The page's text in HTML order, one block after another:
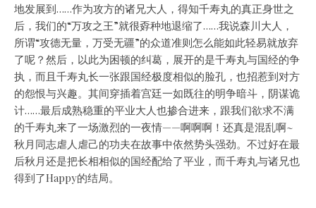
地发展到……作为攻方的诸兄大人，得知千寿丸的真正身世之
后，我们的“万攻之王”就很孬种地退缩了……我说森川大人，
所谓“攻德无量，万受无疆”的众道准则怎么能如此轻易就放弃
了呢？然后，以此为困顿的纠葛，展开的是千寿丸与国经的争
执，而且千寿丸长一张跟国经极度相似的脸孔，也招惹到对方
的怨恨与兴趣。其间穿插着宫廷一如既往的明争暗斗，阴谋诡
计……最后成熟稳重的平业大人也掺合进来，跟我们欲求不满
的千寿丸来了一场激烈的一夜情——啊啊啊！还真是混乱啊~
秋月同志虐人虐己的功夫在故事中依然势头强劲。不过好在最
后秋月还是把长相相似的国经配给了平业，而千寿丸与诸兄也
得到了Happy的结局。